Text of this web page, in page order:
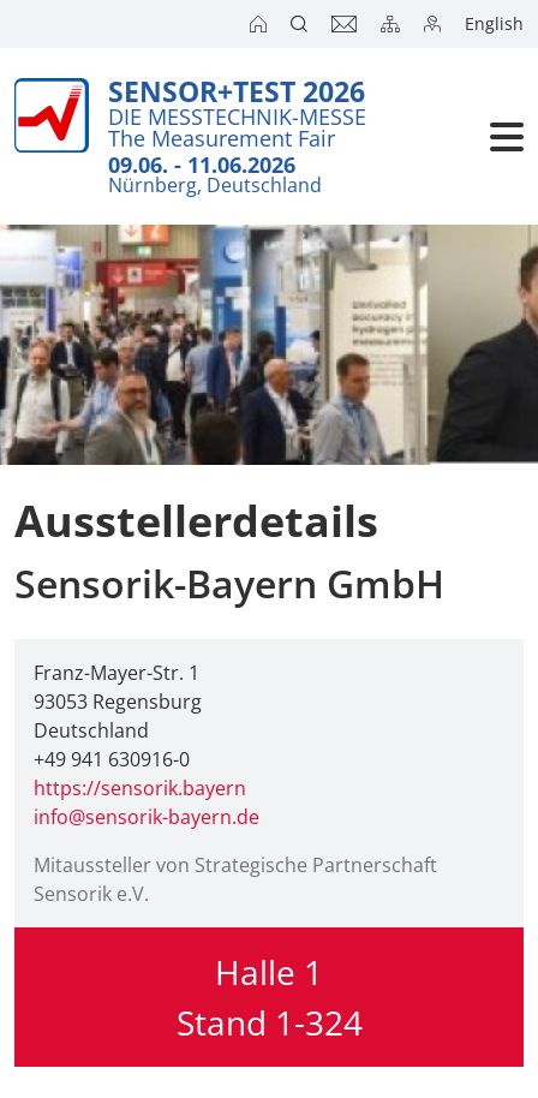
English
SENSOR+TEST 2026
DIE MESSTECHNIK-MESSE
The Measurement Fair
09.06. - 11.06.2026
Nürnberg, Deutschland
Ausstellerdetails
Sensorik-Bayern GmbH
Franz-Mayer-Str. 1
93053 Regensburg
Deutschland
+49 941 630916-0
https://sensorik.bayern
info@sensorik-bayern.de
Mitaussteller von Strategische Partnerschaft
Sensorik e.V.
Halle 1
Stand 1-324
Besucher